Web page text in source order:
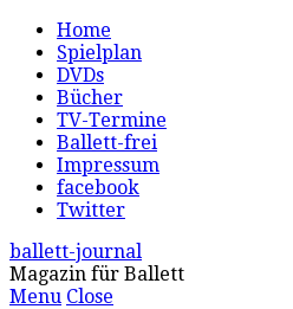
Home
Spielplan
DVDs
Bücher
TV-Termine
Ballett-frei
Impressum
facebook
Twitter
ballett-journal
Magazin für Ballett
Menu Close